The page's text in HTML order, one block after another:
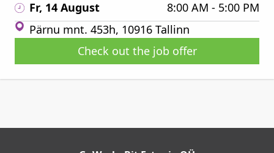
Fr, 14 August
8:00 AM - 5:00 PM
Pärnu mnt. 453h, 10916 Tallinn
Check out the job offer